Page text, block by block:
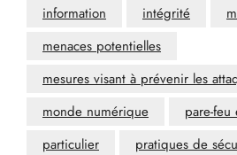
information
intégrité
menaces potentielles
mesures visant à prévenir les
monde numérique
pare-feu
particulier
pratiques de